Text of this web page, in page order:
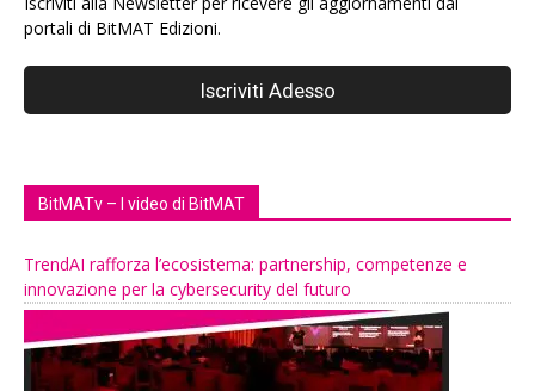
portali di BitMAT Edizioni.
BitMATv – I video di BitMAT
TrendAI rafforza l’ecosistema: partnership, competenze e
innovazione per la cybersecurity del futuro